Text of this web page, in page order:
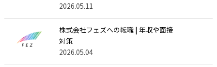
2026.05.11
株式会社フェズへの転職 | 年収や面接
対策
2026.05.04